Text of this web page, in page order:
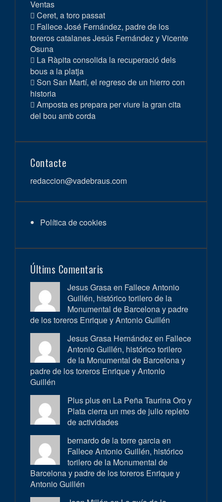
Ventas
Ceret, a toro passat
Fallece José Fernández, padre de los
toreros catalanes Jesús Fernández y Vicente
Osuna
La Ràpita consolida la recuperació dels
bous a la platja
Son San Martí, el regreso de un hierro con
historia
Amposta es prepara per viure la gran cita
del bou amb corda
Contacte
redaccion@vadebraus.com
Política de cookies
Últims Comentaris
Jesus Grasa en Fallece Antonio
Guillén, histórico torilero de la
Monumental de Barcelona y padre
de los toreros Enrique y Antonio Guillén
Jesus Grasa Hernández en Fallece
Antonio Guillén, histórico torilero
de la Monumental de Barcelona y
padre de los toreros Enrique y Antonio
Guillén
Plus plus en La Peña Taurina Oro y
Plata cierra un mes de julio repleto
de actividades
bernardo de la torre garcia en
Fallece Antonio Guillén, histórico
torilero de la Monumental de
Barcelona y padre de los toreros Enrique y
Antonio Guillén